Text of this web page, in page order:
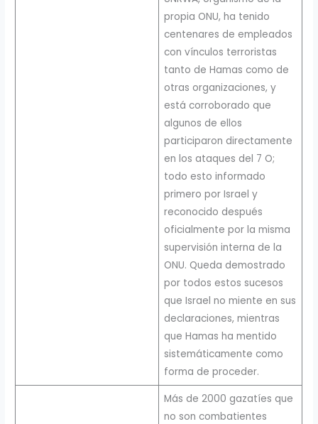
propia ONU, ha tenido
centenares de empleados
con vínculos terroristas
tanto de Hamas como de
otras organizaciones, y
está corroborado que
algunos de ellos
participaron directamente
en los ataques del 7 O;
todo esto informado
primero por Israel y
reconocido después
oficialmente por la misma
supervisión interna de la
ONU. Queda demostrado
por todos estos sucesos
que Israel no miente en sus
declaraciones, mientras
que Hamas ha mentido
sistemáticamente como
forma de proceder.
Más de 2000 gazatíes que
no son combatientes